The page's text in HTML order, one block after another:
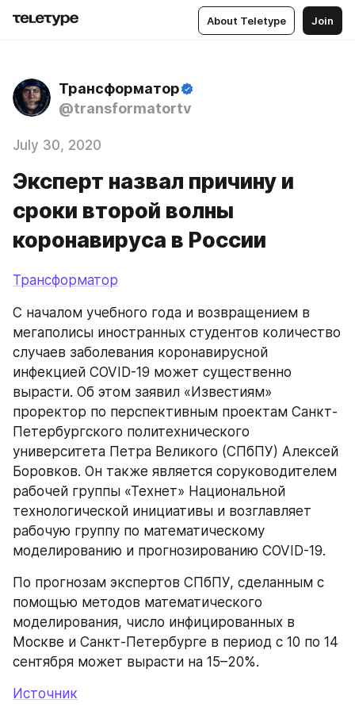
About Teletype Join
Трансформатор
@transformatortv
July 30, 2020
Эксперт назвал причину и
сроки второй волны
коронавируса в России
Трансформатор
С началом учебного года и возвращением в
мегаполисы иностранных студентов количество
случаев заболевания коронавирусной
инфекцией COVID-19 может существенно
вырасти. Об этом заявил «Известиям»
проректор по перспективным проектам Санкт-
Петербургского политехнического
университета Петра Великого (СПбПУ) Алексей
Боровков. Он также является соруководителем
рабочей группы «Технет» Национальной
технологической инициативы и возглавляет
рабочую группу по математическому
моделированию и прогнозированию COVID-19.
По прогнозам экспертов СПбПУ, сделанным с
помощью методов математического
моделирования, число инфицированных в
Москве и Санкт-Петербурге в период с 10 по 14
сентября может вырасти на 15–20%.
Источник